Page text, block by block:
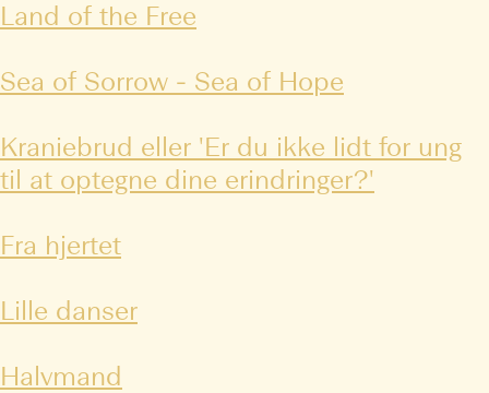
Land of the Free
Sea of Sorrow - Sea of Hope
Kraniebrud eller 'Er du ikke lidt for ung
til at optegne dine erindringer?'
Fra hjertet
Lille danser
Halvmand